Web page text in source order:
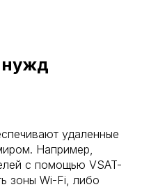
нужд
удаленные
Например,
с помощью VSAT-
зоны Wi-Fi, либо